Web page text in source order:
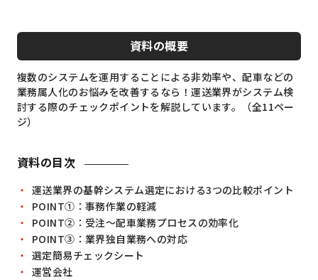
資料の概要
複数のシステムを運用することによる非効率や、配車などの
業務属人化のお悩みを改善するなら！運送業界がシステム検
討する際のチェックポイントを解説しています。（全11ペー
ジ）
資料の目次
・ 運送業界の基幹システム選定における3つの比較ポイント
・
POINT①：事務作業の軽減
・
POINT②：受注～配車業務プロセスの効率化
・
POINT③：業界独自業務への対応
・ 選定簡易チェックシート
・ 運営会社